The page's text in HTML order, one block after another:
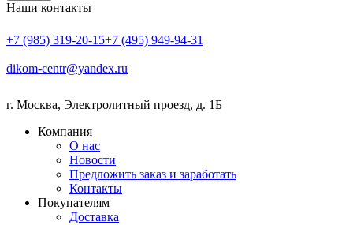
Наши контакты
+7 (985) 319-20-15+7 (495) 949-94-31
dikom-centr@yandex.ru
г. Москва, Электролитный проезд, д. 1Б
Компания
О нас
Новости
Предложить заказ и заработать
Контакты
Покупателям
Доставка